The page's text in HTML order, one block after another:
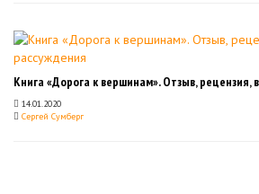
Книга «Дорога к вершинам». Отзыв, рецензия,
14.01.2020
Сергей Сумберг